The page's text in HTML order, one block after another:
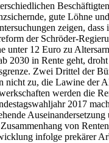
gute Löhne
zeigen, dass
der Schröder-
unter 12 Euro zu
2030 in Rente geht,
Zwei Drittel der
nicht zu, die Lawine der
werden die
2017
Auseinandersetzung
von
infolge prekärer